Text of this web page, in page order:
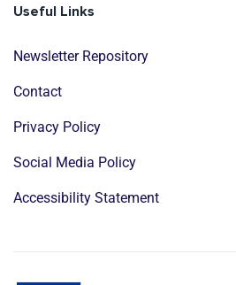
Useful Links
Newsletter Repository
Contact
Privacy Policy
Social Media Policy
Accessibility Statement